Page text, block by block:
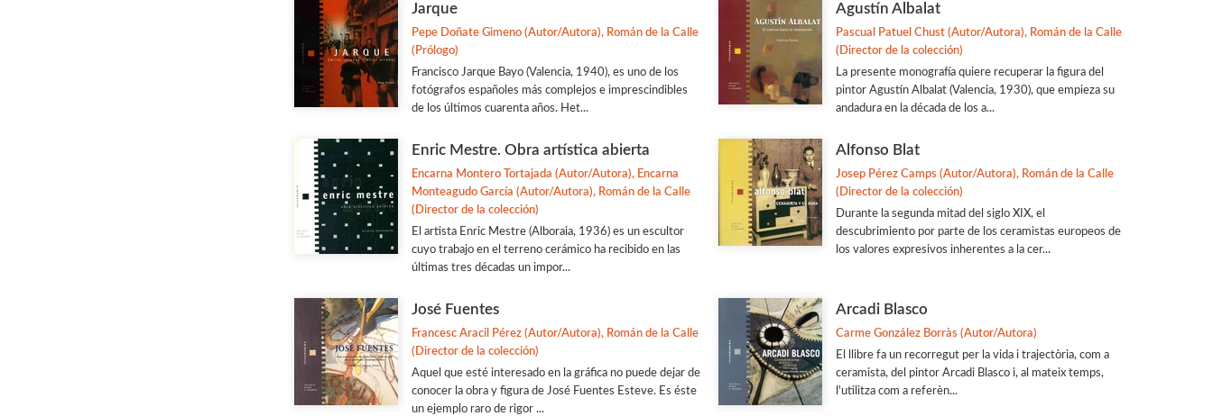
Jarque
Pepe Doñate Gimeno (Autor/Autora), Román de la Calle
(Prólogo)
Francisco Jarque Bayo (Valencia, 1940), es uno de los
fotógrafos españoles más complejos e imprescindibles
de los últimos cuarenta años. Het...
Agustín Albalat
Pascual Patuel Chust (Autor/Autora), Román de la Calle
(Director de la colección)
La presente monografía quiere recuperar la figura del
pintor Agustín Albalat (Valencia, 1930), que empieza su
andadura en la década de los a...
Enric Mestre. Obra artística abierta
Encarna Montero Tortajada (Autor/Autora), Encarna
Monteagudo García (Autor/Autora), Román de la Calle
(Director de la colección)
El artista Enric Mestre (Alboraia, 1936) es un escultor
cuyo trabajo en el terreno cerámico ha recibido en las
últimas tres décadas un impor...
Alfonso Blat
Josep Pérez Camps (Autor/Autora), Román de la Calle
(Director de la colección)
Durante la segunda mitad del siglo XIX, el
descubrimiento por parte de los ceramistas europeos de
los valores expresivos inherentes a la cer...
José Fuentes
Francesc Aracil Pérez (Autor/Autora), Román de la Calle
(Director de la colección)
Aquel que esté interesado en la gráfica no puede dejar de
conocer la obra y figura de José Fuentes Esteve. Es éste
un ejemplo raro de rigor ...
Arcadi Blasco
Carme González Borràs (Autor/Autora)
El llibre fa un recorregut per la vida i trajectòria, com a
ceramista, del pintor Arcadi Blasco i, al mateix temps,
l'utilitza com a referèn...